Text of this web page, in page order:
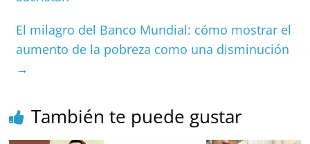
o
k
p
El milagro del Banco Mundial: cómo mostrar el
aumento de la pobreza como una disminución
→
También te puede gustar